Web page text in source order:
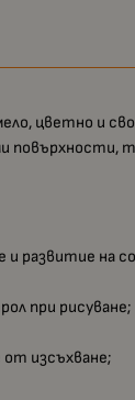
цветно и
повърхности,
и развитие на
при рисуване;
изсъхване;